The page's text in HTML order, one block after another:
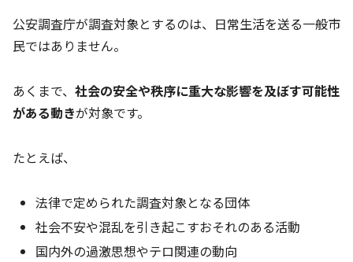
公安調査庁が調査対象とするのは、日常生活を送る一般市
民ではありません。
あくまで、 社会の安全や秩序に重大な影響を及ぼす可能性
がある動きが対象です。
たとえば、
法律で定められた調査対象となる団体
社会不安や混乱を引き起こすおそれのある活動
国内外の過激思想やテロ関連の動向